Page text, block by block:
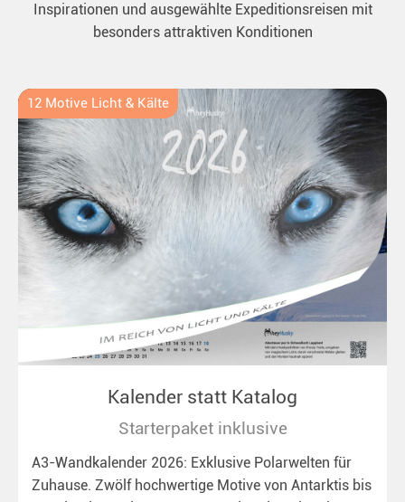
Inspirationen und ausgewählte Expeditionsreisen mit
besonders attraktiven Konditionen
12 Motive Licht & Kälte
Kalender statt Katalog
Starterpaket inklusive
A3-Wandkalender 2026: Exklusive Polarwelten für
Zuhause. Zwölf hochwertige Motive von Antarktis bis